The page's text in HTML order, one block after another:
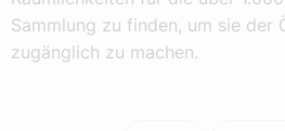
Sammlung zu finden, um sie der
zugänglich zu machen.